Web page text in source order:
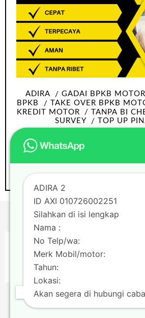
ADIRA GADAI BPKB MOTOR
BPKB
TAKE OVER BPKB
KREDIT MOTOR
TANPA BI
SURVEY
TOP UP
Take over bpkb motor
ADIRA 2
ID AXI 010726002251
Silahkan di isi lengkap
Nama :
No Telp/wa:
Merk Mobil/motor:
Tahun:
Lokasi:
Akan segera di hubungi